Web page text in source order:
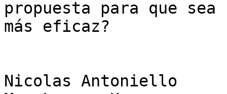
propuesta para que sea
más eficaz?
Nicolas Antoniello